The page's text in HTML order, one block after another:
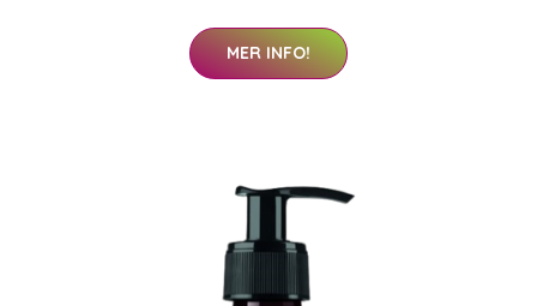
MER INFO!